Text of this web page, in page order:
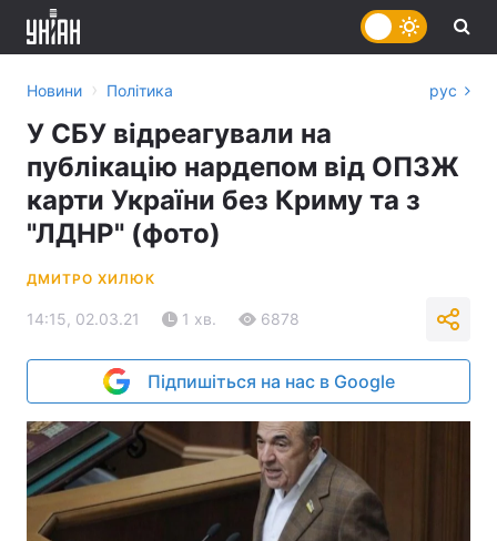
Новини › Політика рус
У СБУ відреагували на
публікацію нардепом від ОПЗЖ
карти України без Криму та з
"ЛДНР" (фото)
ДМИТРО ХИЛЮК
14:15, 02.03.21 1 хв. 6878
Підпишіться на нас в Google